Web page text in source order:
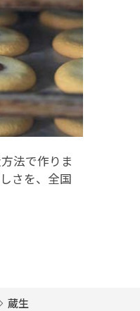
法で作りま
さを、全国
蔵生